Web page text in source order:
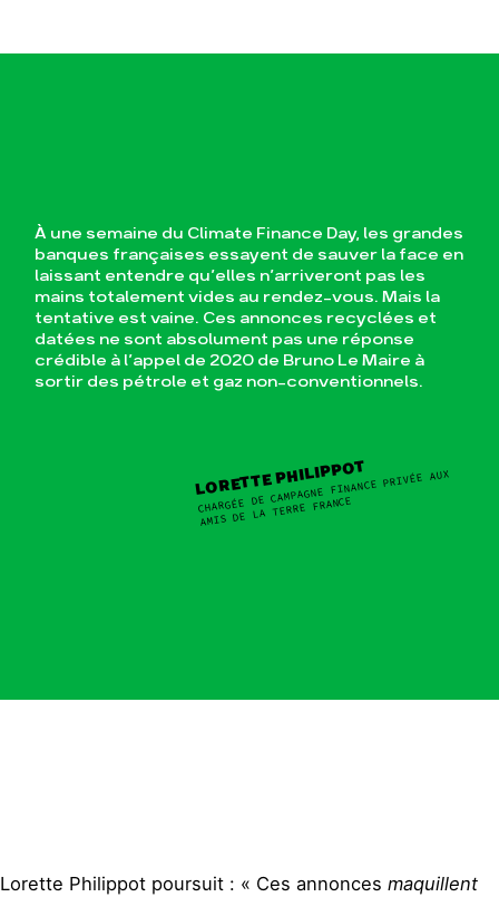
À une semaine du Climate Finance Day, les grandes
banques françaises essayent de sauver la face en
laissant entendre qu’elles n’arriveront pas les
mains totalement vides au rendez-vous. Mais la
tentative est vaine. Ces annonces recyclées et
datées ne sont absolument pas une réponse
crédible à l’appel de 2020 de Bruno Le Maire à
sortir des pétrole et gaz non-conventionnels.
LORETTE PHILIPPOT
CHARGÉE DE CAMPAGNE FINANCE PRIVÉE AUX
AMIS DE LA TERRE FRANCE
Lorette Philippot poursuit : « Ces annonces maquillent